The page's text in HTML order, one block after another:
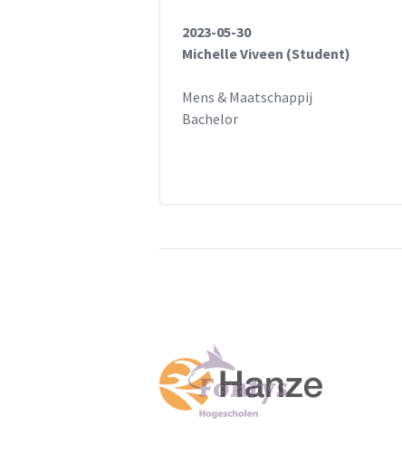
2023-05-30
Michelle Viveen (Student)
Mens & Maatschappij
Bachelor